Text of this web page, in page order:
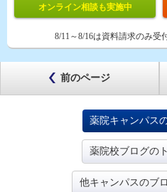
オンライン相談も実施中
8/11～8/16は資料請求のみ受
前のページ
薬院キャンパス
薬院校ブログの
他キャンパスのブ